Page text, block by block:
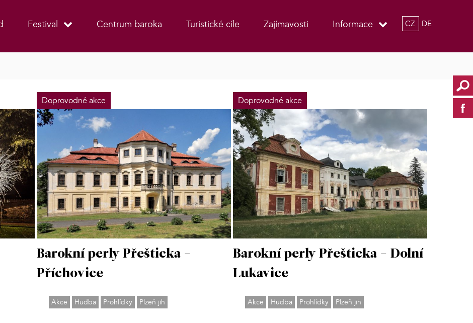
Festival Centrum baroka Turistické cíle Zajímavosti Informace CZ DE
Doprovodné akce
Barokní perly Přešticka -
Příchovice
Akce Hudba Prohlídky Plzeň jih
Doprovodné akce
Barokní perly Přešticka - Dolní
Lukavice
Akce Hudba Prohlídky Plzeň jih